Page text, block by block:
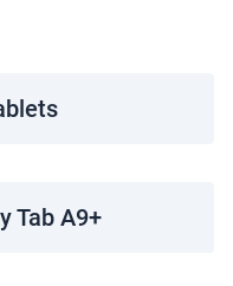
Tab A9+